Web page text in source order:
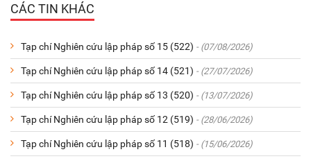
CÁC TIN KHÁC
Tạp chí Nghiên cứu lập pháp số 15 (522) - (07/08/2026)
Tạp chí Nghiên cứu lập pháp số 14 (521) - (27/07/2026)
Tạp chí Nghiên cứu lập pháp số 13 (520) - (13/07/2026)
Tạp chí Nghiên cứu lập pháp số 12 (519) - (28/06/2026)
Tạp chí Nghiên cứu lập pháp số 11 (518) - (15/06/2026)